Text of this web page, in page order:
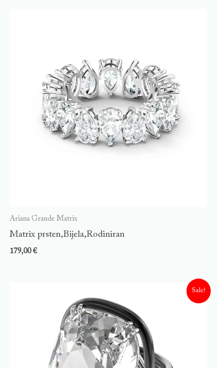
Ariana Grande Matrix
Matrix prsten,Bijela,Rodiniran
179,00€
Sale!